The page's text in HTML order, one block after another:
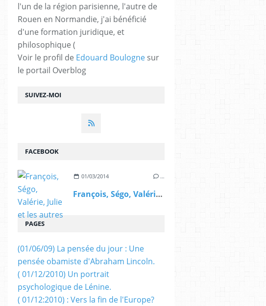
SUIVEZ-MOI
l'un de la région parisienne, l'autre de
Rouen en Normandie, j'ai bénéficié
d'une formation juridique, et
philosophique (
Voir le profil de Edouard Boulogne sur
le portail Overblog
FACEBOOK
01/03/2014 …
François, Ségo, Valérie, Julie et les autres
PAGES
(01/06/09) La pensée du jour : Une
pensée obamiste d'Abraham Lincoln.
( 01/12/2010) Un portrait
psychologique de Lénine.
( 01/12:2010) : Vers la fin de l'Europe?